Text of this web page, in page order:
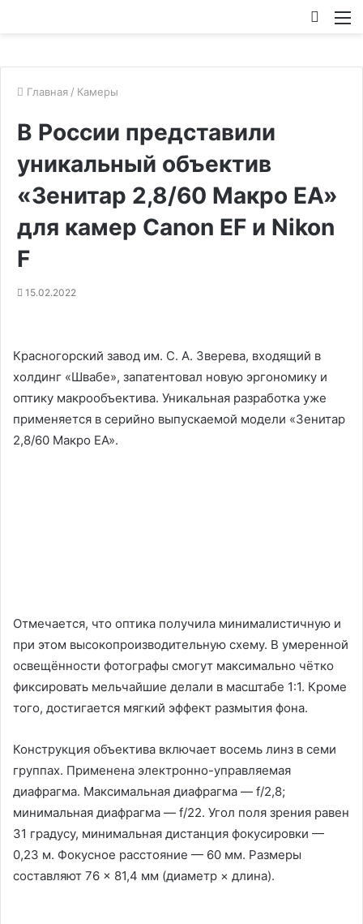
Главная / Камеры
В России представили
уникальный объектив
«Зенитар 2,8/60 Макро EA»
для камер Canon EF и Nikon
F
15.02.2022
Красногорский завод им. С. А. Зверева, входящий в
холдинг «Швабе», запатентовал новую эргономику и
оптику макрообъектива. Уникальная разработка уже
применяется в серийно выпускаемой модели «Зенитар
2,8/60 Макро EA».
Отмечается, что оптика получила минималистичную и
при этом высокопроизводительную схему. В умеренной
освещённости фотографы смогут максимально чётко
фиксировать мельчайшие делали в масштабе 1:1. Кроме
того, достигается мягкий эффект размытия фона.
Конструкция объектива включает восемь линз в семи
группах. Применена электронно-управляемая
диафрагма. Максимальная диафрагма — f/2,8;
минимальная диафрагма — f/22. Угол поля зрения равен
31 градусу, минимальная дистанция фокусировки —
0,23 м. Фокусное расстояние — 60 мм. Размеры
составляют 76 × 81,4 мм (диаметр × длина).